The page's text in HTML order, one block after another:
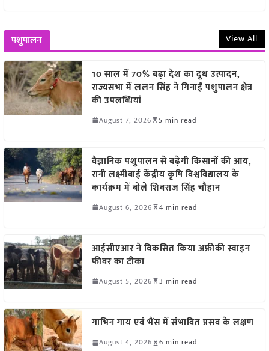
पशुपालन View All
10 साल में 70% बढ़ा देश का दूध उत्पादन,
राज्यसभा में ललन सिंह ने गिनाईं पशुपालन क्षेत्र
की उपलब्धियां
August 7, 2026 5 min read
वैज्ञानिक पशुपालन से बढ़ेगी किसानों की आय,
रानी लक्ष्मीबाई केंद्रीय कृषि विश्वविद्यालय के
कार्यक्रम में बोले शिवराज सिंह चौहान
August 6, 2026 4 min read
आईसीएआर ने विकसित किया अफ्रीकी स्वाइन
फीवर का टीका
August 5, 2026 3 min read
गाभिन गाय एवं भैंस में संभावित प्रसव के लक्षण
August 4, 2026 6 min read